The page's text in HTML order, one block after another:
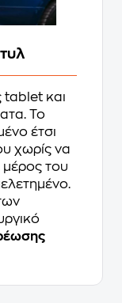
tablet και
Το
έτσι
χωρίς να
μέρος του